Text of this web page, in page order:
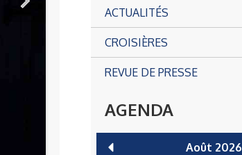
ACTUALITÉS
CROISIÈRES
REVUE DE PRESSE
AGENDA
Août 2026